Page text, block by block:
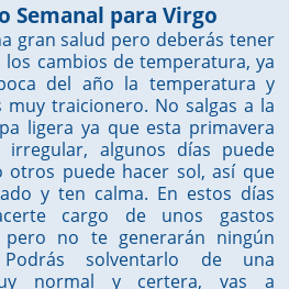
Semanal para Virgo
gran salud pero deberás tener
los cambios de temperatura, ya
del año la temperatura y
muy traicionero. No salgas a la
ligera ya que esta primavera
irregular, algunos días puede
otros puede hacer sol, así que
y ten calma. En estos días
cargo de unos gastos
pero no te generarán ningún
Podrás solventarlo de una
normal y certera, vas a